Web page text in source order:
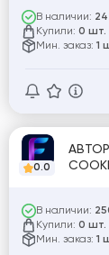
В наличии:
Купили: 0 шт.
Мин. заказ: 1
0.0
В наличии:
Купили: 0 шт.
Мин. заказ: 1